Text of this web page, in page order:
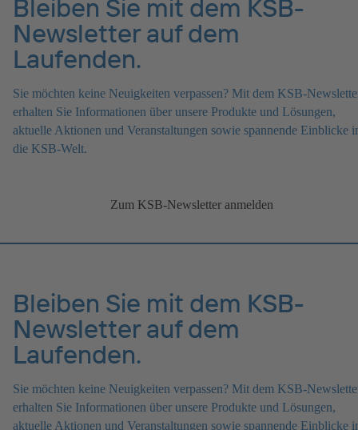
Bleiben Sie mit dem KSB-
Newsletter auf dem
Laufenden.
Sie möchten keine Neuigkeiten verpassen? Mit dem KSB-
erhalten Sie Informationen über unsere Produkte und Lösungen,
aktuelle Aktionen und Veranstaltungen sowie spannende Einblicke
die KSB-Welt.
Zum KSB-Newsletter anmelden
Bleiben Sie mit dem KSB-
Newsletter auf dem
Laufenden.
Sie möchten keine Neuigkeiten verpassen? Mit dem KSB-
erhalten Sie Informationen über unsere Produkte und Lösungen,
aktuelle Aktionen und Veranstaltungen sowie spannende Einblicke